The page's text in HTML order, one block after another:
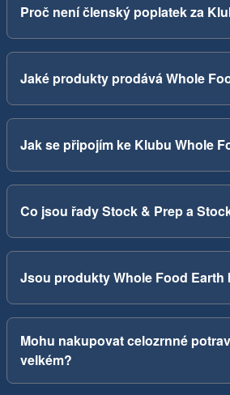
Proč není členský poplatek za
Jaké produkty prodává Whole
Jak se připojím ke Klubu Whole
Co jsou řady Stock & Prep a
Jsou produkty Whole Food Earth
Mohu nakupovat celozrnné
velkém?